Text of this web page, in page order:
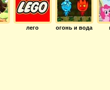
лего огонь и вода